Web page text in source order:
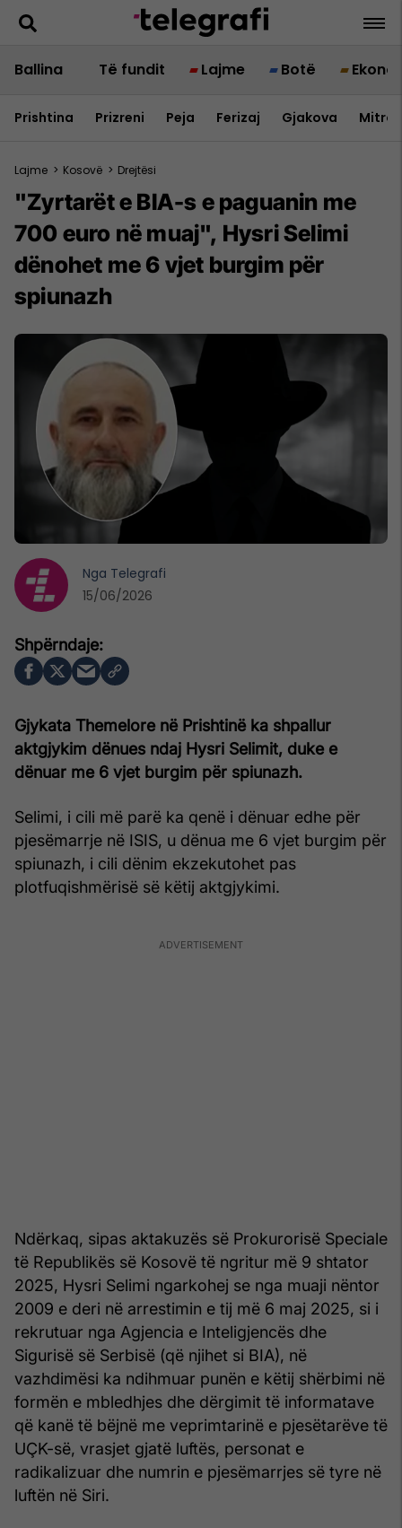
Ballina Të fundit Lajme Botë
Prishtina Prizreni Peja Ferizaj Gjakova
Lajme > Kosovë > Drejtësi
"Zyrtarët e BIA-s e paguanin me
700 euro në muaj", Hysri Selimi
dënohet me 6 vjet burgim për
spiunazh
Gjykata Themelore në Prishtinë ka shpallur
aktgjykim dënues ndaj Hysri Selimit, duke e
dënuar me 6 vjet burgim për spiunazh.
Selimi, i cili më parë ka qenë i dënuar edhe për
pjesëmarrje në ISIS, u dënua me 6 vjet burgim për
spiunazh, i cili dënim ekzekutohet pas
plotfuqishmërisë së këtij aktgjykimi.
Ndërkaq, sipas aktakuzës së Prokurorisë Speciale
të Republikës së Kosovë të ngritur më 9 shtator
2025, Hysri Selimi ngarkohej se nga muaji nëntor
2009 e deri në arrestimin e tij më 6 maj 2025, si i
rekrutuar nga Agjencia e Inteligjencës dhe
Sigurisë së Serbisë (që njihet si BIA), në
vazhdimësi ka ndihmuar punën e këtij shërbimi në
formën e mbledhjes dhe dërgimit të informatave
që kanë të bëjnë me veprimtarinë e pjesëtarëve të
UÇK-së, vrasjet gjatë luftës, personat e
radikalizuar dhe numrin e pjesëmarrjes së tyre në
luftën në Siri.
Nga Telegrafi
15/06/2026